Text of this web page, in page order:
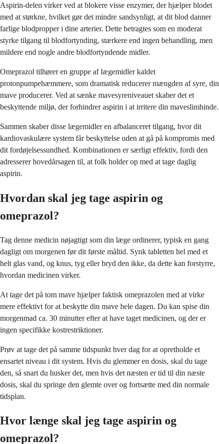
Aspirin-delen virker ved at blokere visse enzymer, der hjælper blodet
med at størkne, hvilket gør det mindre sandsynligt, at dit blod danner
farlige blodpropper i dine arterier. Dette betragtes som en moderat
styrke tilgang til blodfortynding, stærkere end ingen behandling, men
mildere end nogle andre blodfortyndende midler.
Omeprazol tilhører en gruppe af lægemidler kaldet
protonpumpehæmmere, som dramatisk reducerer mængden af syre, din
mave producerer. Ved at sænke mavesyreniveauet skaber det et
beskyttende miljø, der forhindrer aspirin i at irritere din maveslimhinde.
Sammen skaber disse lægemidler en afbalanceret tilgang, hvor dit
kardiovaskulære system får beskyttelse uden at gå på kompromis med
dit fordøjelsessundhed. Kombinationen er særligt effektiv, fordi den
adresserer hovedårsagen til, at folk holder op med at tage daglig
aspirin.
Hvordan skal jeg tage aspirin og
omeprazol?
Tag denne medicin nøjagtigt som din læge ordinerer, typisk en gang
dagligt om morgenen før dit første måltid. Synk tabletten hel med et
helt glas vand, og knus, tyg eller bryd den ikke, da dette kan forstyrre,
hvordan medicinen virker.
At tage det på tom mave hjælper faktisk omeprazolen med at virke
mere effektivt for at beskytte din mave hele dagen. Du kan spise din
morgenmad ca. 30 minutter efter at have taget medicinen, og der er
ingen specifikke kostrestriktioner.
Prøv at tage det på samme tidspunkt hver dag for at opretholde et
ensartet niveau i dit system. Hvis du glemmer en dosis, skal du tage
den, så snart du husker det, men hvis det næsten er tid til din næste
dosis, skal du springe den glemte over og fortsætte med din normale
tidsplan.
Hvor længe skal jeg tage aspirin og
omeprazol?